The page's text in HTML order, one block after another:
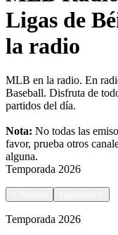
Ligas de
la radio
MLB en la radio. En
Baseball. Disfruta de
partidos del día.
Nota: No todas las
favor, prueba otros
alguna.
Temporada 2026
Temporada 2026